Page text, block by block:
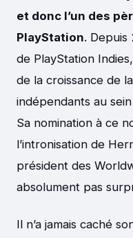
et donc l’un des
PlayStation. Depuis
de PlayStation
de la croissance de
indépendants au
Sa nomination à ce
l’intronisation de
président des
absolument pas
Il n’a jamais caché